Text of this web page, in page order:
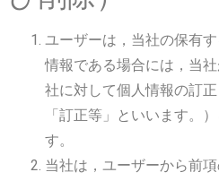
ユーザーは，当社の保有
情報である場合には，当
社に対して個人情報の訂
「訂正等」といいます。
す。
当社は，ユーザーから前